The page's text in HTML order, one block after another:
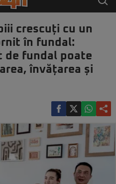
crescuți cu un
în fundal:
de fundal poate
învățarea și